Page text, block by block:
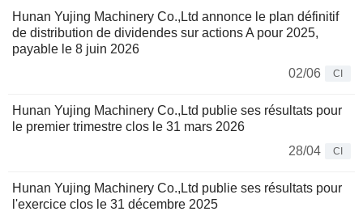
Hunan Yujing Machinery Co.,Ltd annonce le plan définitif
de distribution de dividendes sur actions A pour 2025,
payable le 8 juin 2026
02/06
CI
Hunan Yujing Machinery Co.,Ltd publie ses résultats pour
le premier trimestre clos le 31 mars 2026
28/04
CI
Hunan Yujing Machinery Co.,Ltd publie ses résultats pour
l'exercice clos le 31 décembre 2025